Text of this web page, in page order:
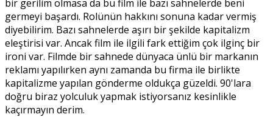
bir gerilim olmasa da bu film ile bazı sahnelerde beni
germeyi başardı. Rolünün hakkını sonuna kadar vermiş
diyebilirim. Bazı sahnelerde aşırı bir şekilde kapitalizm
eleştirisi var. Ancak film ile ilgili fark ettiğim çok ilginç bir
ironi var. Filmde bir sahnede dünyaca ünlü bir markanın
reklamı yapılırken aynı zamanda bu firma ile birlikte
kapitalizme yapılan gönderme oldukça güzeldi. 90'lara
doğru biraz yolculuk yapmak istiyorsanız kesinlikle
kaçırmayın derim.